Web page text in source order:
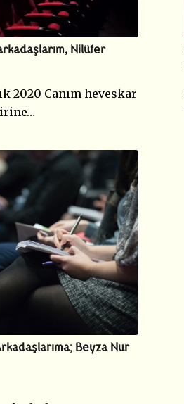
Nilüfer
2020 Canım heveskar
Beyza Nur